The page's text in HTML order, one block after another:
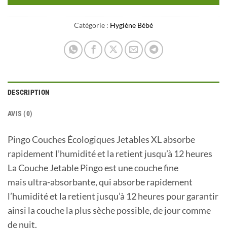
Catégorie : Hygiène Bébé
DESCRIPTION
AVIS (0)
Pingo Couches Écologiques Jetables XL absorbe
rapidement l’humidité et la retient jusqu’à 12 heures
La Couche Jetable Pingo est une couche fine
mais ultra-absorbante, qui absorbe rapidement
l’humidité et la retient jusqu’à 12 heures pour garantir
ainsi la couche la plus sèche possible, de jour comme
de nuit.